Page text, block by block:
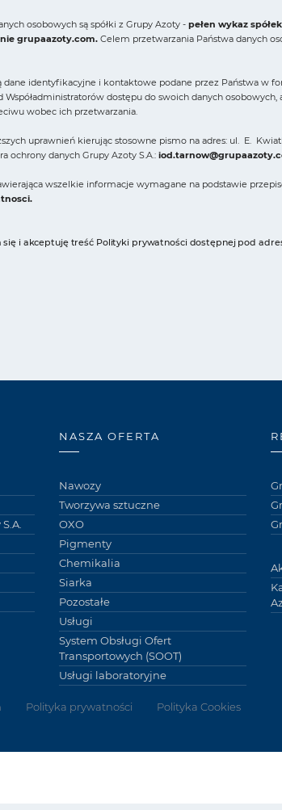
osobowych są spółki z Grupy Azoty -pełen wykaz
grupaazoty.com. Celem przetwarzania Państwa danych
dane identyfikacyjne i kontaktowe podane przez Państwa
Współadministratorów dostępu do swoich danych
wobec ich przetwarzania.
uprawnień kierując stosowne pismo na adres: ul. E.
ochrony danych Grupy Azoty S.A.:
wszelkie informacje wymagane na podstawie
.
się i akceptuję treść Polityki prywatności dostępnej pod
NASZA OFERTA
Nawozy
Tworzywa sztuczne
OXO
Pigmenty
Chemikalia
Siarka
Pozostałe
Usługi
System Obsługi Ofert
Transportowych (SOOT)
Usługi laboratoryjne
Polityka prywatności Polityka Cookies